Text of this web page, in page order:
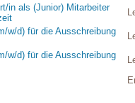
in als (Junior) Mitarbeiter
w/d) für die Ausschreibung
w/d) für die Ausschreibung